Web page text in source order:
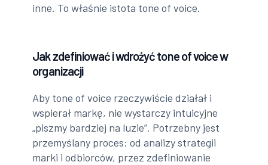
inne. To właśnie istota tone of voice.
Jak zdefiniować i wdrożyć tone of voice w
organizacji
Aby tone of voice rzeczywiście działał i
wspierał markę, nie wystarczy intuicyjne
„piszmy bardziej na luzie”. Potrzebny jest
przemyślany proces: od analizy strategii
marki i odbiorców, przez zdefiniowanie